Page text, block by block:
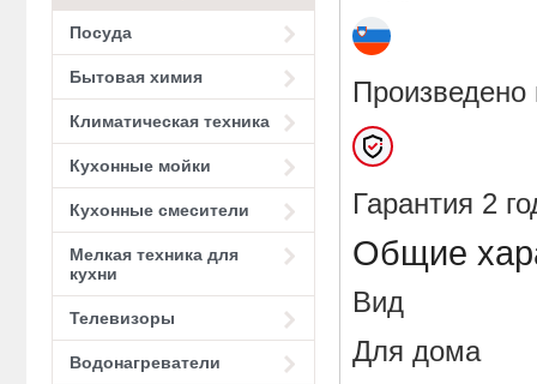
Посуда
Бытовая химия
Климатическая техника
Кухонные мойки
Кухонные смесители
Мелкая техника для
кухни
Телевизоры
Водонагреватели
Гарантия 2
Общие
Вид
Для дома